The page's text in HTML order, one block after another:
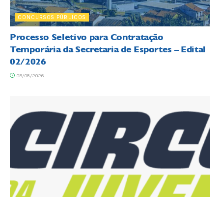
CONCURSOS PÚBLICOS
Processo Seletivo para Contratação
Temporária da Secretaria de Esportes – Edital
02/2026
05/08/2026